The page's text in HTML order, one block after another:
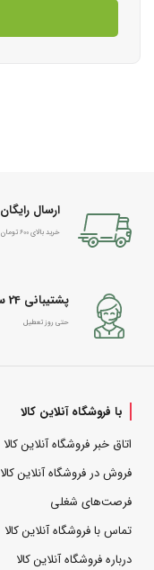
ارسال رایگان
خرید بالای 600 تومان
پشتیبانی 24 ساعته
حتی روز تعطیل
با فروشگاه آنلاین کالا
اتاق خبر فروشگاه آنلاین کالا
فروش در فروشگاه آنلاین کالا
فرصت‌های شغلی
تماس با فروشگاه آنلاین کالا
درباره فروشگاه آنلاین کالا